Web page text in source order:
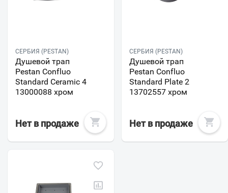
СЕРБИЯ (PESTAN)
Душевой трап
Pestan Confluo
Standard Ceramic 4
13000088 хром
Нет в продаже
СЕРБИЯ (PESTAN)
Душевой трап
Pestan Confluo
Standard Plate 2
13702557 хром
Нет в продаже